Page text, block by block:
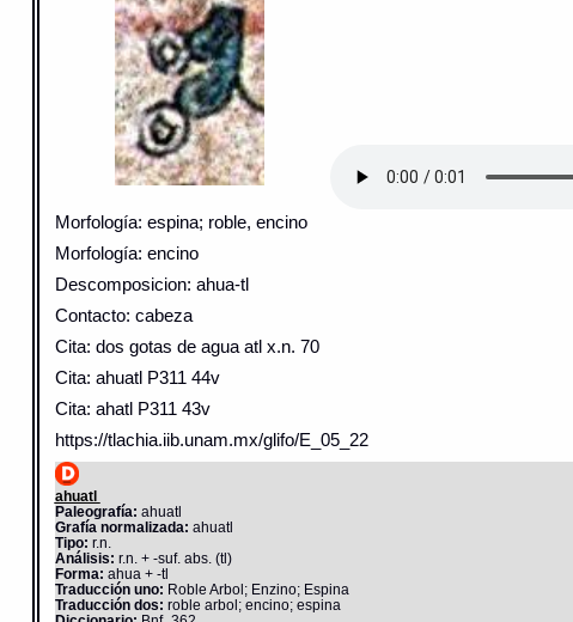
Morfología: espina; roble, encino
Morfología: encino
Descomposicion: ahua-tl
Contacto: cabeza
Cita: dos gotas de agua atl x.n. 70
Cita: ahuatl P311 44v
Cita: ahatl P311 43v
https://tlachia.iib.unam.mx/glifo/E_05_22
ahuatl
Paleografía: ahuatl
Grafía normalizada: ahuatl
Tipo: r.n.
Análisis: r.n. + -suf. abs. (tl)
Forma: ahua + -tl
Traducción uno: Roble Arbol; Enzino; Espina
Traducción dos: roble arbol; encino; espina